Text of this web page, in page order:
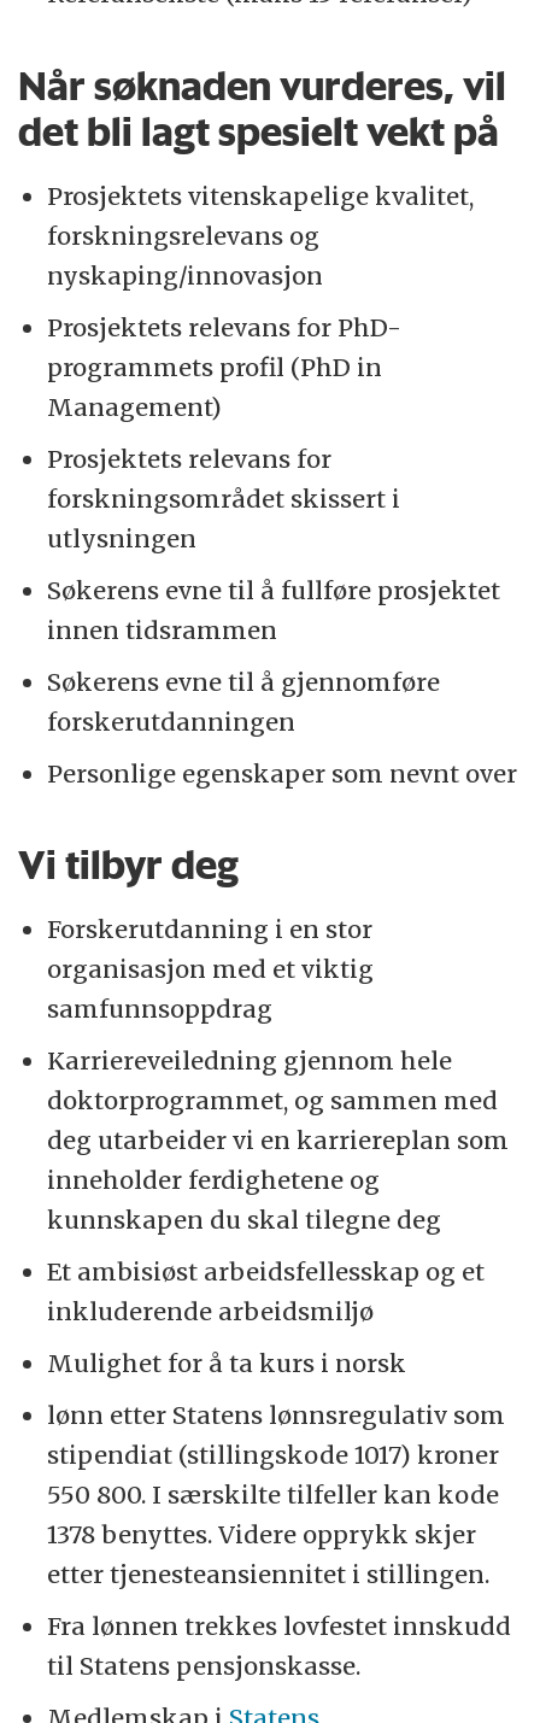
Når søknaden vurderes, vil
det bli lagt spesielt vekt på
Prosjektets vitenskapelige kvalitet,
forskningsrelevans og
nyskaping/innovasjon
Prosjektets relevans for PhD-
programmets profil (PhD in
Management)
Prosjektets relevans for
forskningsområdet skissert i
utlysningen
Søkerens evne til å fullføre prosjektet
innen tidsrammen
Søkerens evne til å gjennomføre
forskerutdanningen
Personlige egenskaper som nevnt over
Vi tilbyr deg
Forskerutdanning i en stor
organisasjon med et viktig
samfunnsoppdrag
Karriereveiledning gjennom hele
doktorprogrammet, og sammen med
deg utarbeider vi en karriereplan som
inneholder ferdighetene og
kunnskapen du skal tilegne deg
Et ambisiøst arbeidsfellesskap og et
inkluderende arbeidsmiljø
Mulighet for å ta kurs i norsk
lønn etter Statens lønnsregulativ som
stipendiat (stillingskode 1017) kroner
550 800. I særskilte tilfeller kan kode
1378 benyttes. Videre opprykk skjer
etter tjenesteansiennitet i stillingen.
Fra lønnen trekkes lovfestet innskudd
til Statens pensjonskasse.